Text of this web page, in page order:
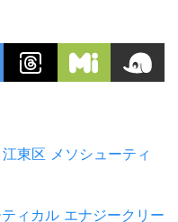
江東区 メソシューティ
ィカル エナジークリー